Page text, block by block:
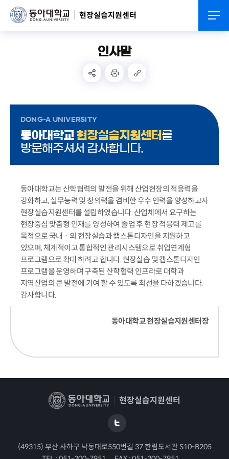
현장실습지원센터
인사말
DONG-A UNIVERSITY
동아대학교 현장실습지원센터 를
방문해주셔서 감사합니다.
동아대학교는 산학협력의 발전을 위해 산업현장의 적응력을
강화하고, 실무능력 및 창의력을 겸비한 우수 인력을 양성하고자
현장실습지원센터를 설립하였습니다. 산업체에서 요구하는
현장중심 맞춤형 인재를 양성하여 졸업 후 현장 적응력 제고를
목적으로 국내ㆍ외 현장실습과 캡스톤디자인을 지원하고
있으며, 체계적이고 통합적인 관리시스템으로 취업연계형
프로그램으로 확대 하려고 합니다. 현장실습 및 캡스톤디자인
프로그램을 운영하며 구축된 산학협력 인프라로 대학과
지역산업의 큰 발전에 기여 할 수 있도록 최선을 다하겠습니다.
감사합니다.
동아대학교 현장실습지원센터장
현장실습지원센터
(49315) 부산 사하구 낙동대로550번길 37 한림도서관 S10-B205